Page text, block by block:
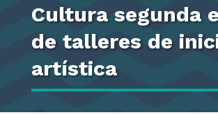
Cultura segunda
de talleres de
artística